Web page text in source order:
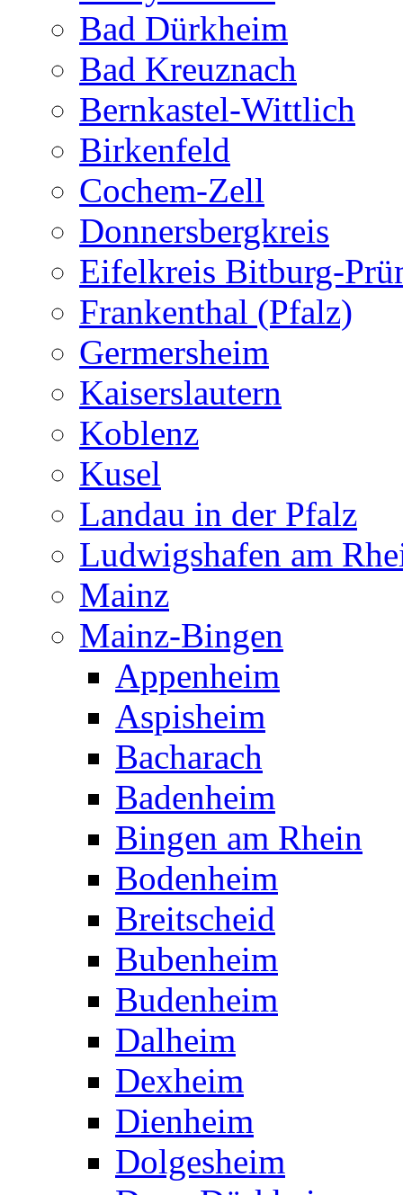
Bad Dürkheim
Bad Kreuznach
Bernkastel-Wittlich
Birkenfeld
Cochem-Zell
Donnersbergkreis
Eifelkreis Bitburg-
Frankenthal (Pfalz)
Germersheim
Kaiserslautern
Koblenz
Kusel
Landau in der Pfalz
Ludwigshafen am
Mainz
Mainz-Bingen
Appenheim
Aspisheim
Bacharach
Badenheim
Bingen am Rhein
Bodenheim
Breitscheid
Bubenheim
Budenheim
Dalheim
Dexheim
Dienheim
Dolgesheim